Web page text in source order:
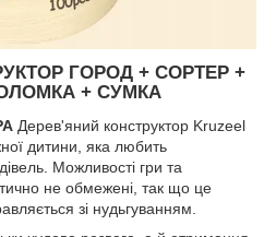
ГОРОД + СОРТЕР +
+ СУМКА
Дерев'яний конструктор Kruzeel
дитини, яка любить
Можливості гри та
не обмежені, так що це
зі нудьгуванням.